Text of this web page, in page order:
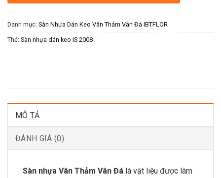
Danh mục: Sàn Nhựa Dán Keo Vân Thảm Vân Đá IBTFLOR
Thẻ: Sàn nhựa dán keo IS 2008
MÔ TẢ
ĐÁNH GIÁ (0)
Sàn nhựa Vân Thảm Vân Đá là vật liệu được làm